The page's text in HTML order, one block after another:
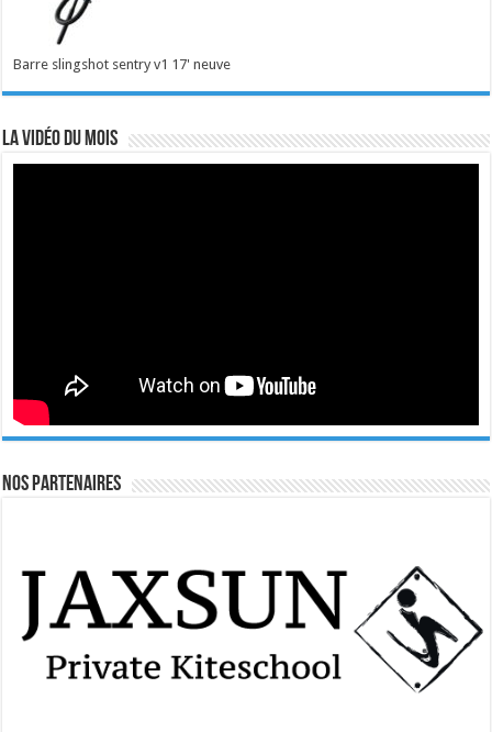
Barre slingshot sentry v1 17' neuve
La vidéo du mois
Nos Partenaires